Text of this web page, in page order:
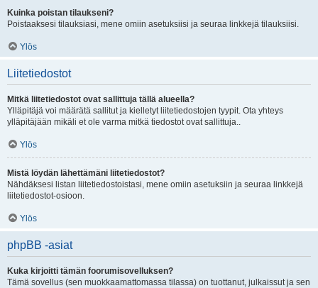
Kuinka poistan tilaukseni?
Poistaaksesi tilauksiasi, mene omiin asetuksiisi ja seuraa linkkejä tilauksiisi.
Ylös
Liitetiedostot
Mitkä liitetiedostot ovat sallittuja tällä alueella?
Ylläpitäjä voi määrätä sallitut ja kielletyt liitetiedostojen tyypit. Ota yhteys
ylläpitäjään mikäli et ole varma mitkä tiedostot ovat sallittuja..
Ylös
Mistä löydän lähettämäni liitetiedostot?
Nähdäksesi listan liitetiedostoistasi, mene omiin asetuksiin ja seuraa linkkejä
liitetiedostot-osioon.
Ylös
phpBB -asiat
Kuka kirjoitti tämän foorumisovelluksen?
Tämä sovellus (sen muokkaamattomassa tilassa) on tuottanut, julkaissut ja sen